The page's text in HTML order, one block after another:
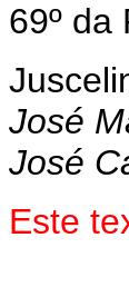
69º da
José
José
Este